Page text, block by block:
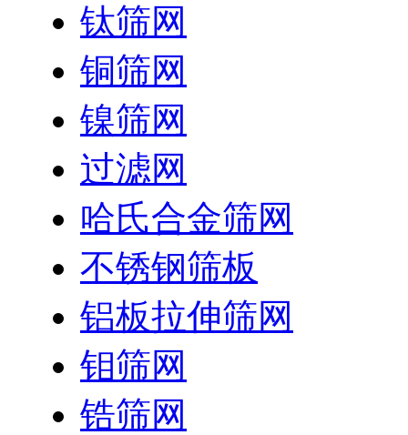
钛筛网
铜筛网
镍筛网
过滤网
哈氏合金筛网
不锈钢筛板
铝板拉伸筛网
钼筛网
锆筛网